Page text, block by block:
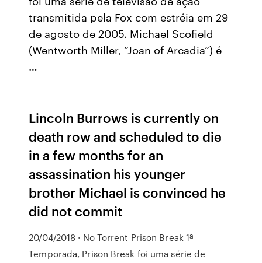
transmitida pela Fox com estréia em 29
de agosto de 2005. Michael Scofield
(Wentworth Miller, “Joan of Arcadia”) é
…
Lincoln Burrows is currently on
death row and scheduled to die
in a few months for an
assassination his younger
brother Michael is convinced he
did not commit
20/04/2018 · No Torrent Prison Break 1ª
Temporada, Prison Break foi uma série de